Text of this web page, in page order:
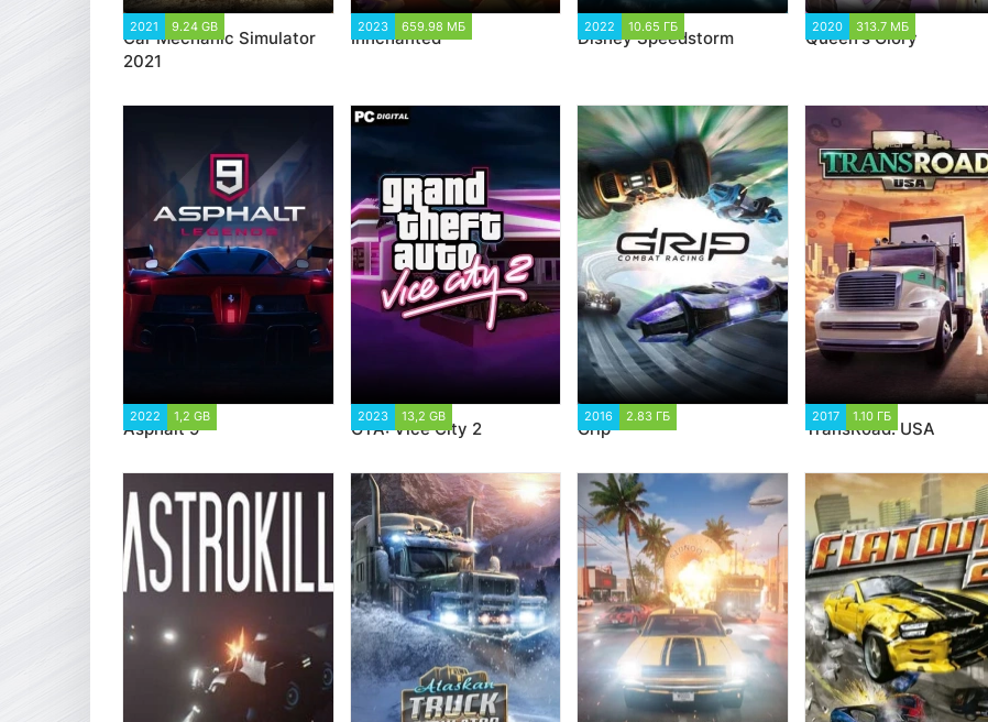
2021 9.24 GB
Car Mechanic Simulator
2021
2023 659.98 МБ
Innchanted
2022 10.65 ГБ
Disney Speedstorm
2020 313.7 МБ
Queen's Glory
2022 1,2 GB
Asphalt 9
2023 13,2 GB
GTA: Vice City 2
2016 2.83 ГБ
Grip
2017 1.10 ГБ
TransRoad: USA